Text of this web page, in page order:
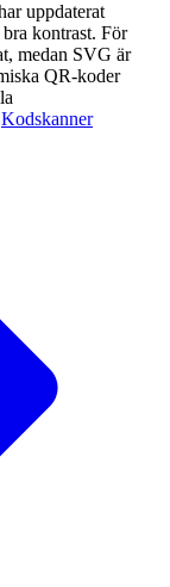
uppdaterat
kontrast. För
medan SVG är
QR-koder
Kodskanner